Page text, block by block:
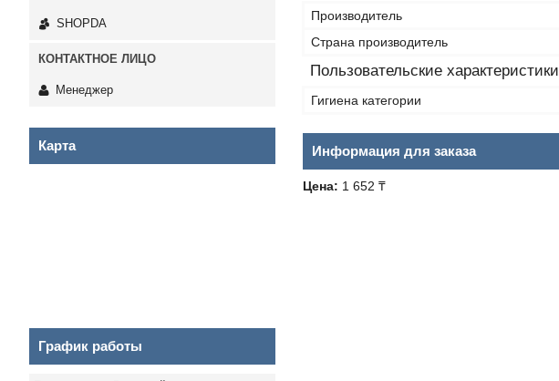
Производитель
Страна производитель
Пользовательские характеристики
Гигиена категории
Информация для заказа
Цена: 1 652 ₸
SHOPDA
Менеджер
Карта
График работы